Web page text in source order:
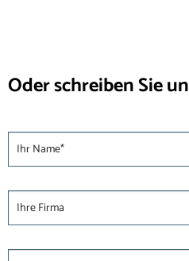
Oder schreiben Sie